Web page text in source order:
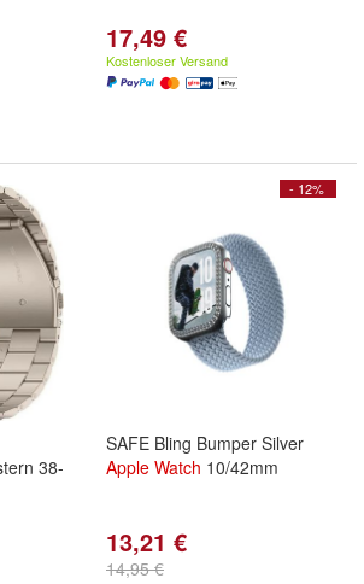
17,49 €
Kostenloser Versand
38-
- 12%
SAFE Bling Bumper Silver
Apple Watch 10/42mm
13,21 €
14,95 €